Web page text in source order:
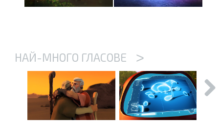
НАЙ-МНОГО ГЛАСОВЕ >